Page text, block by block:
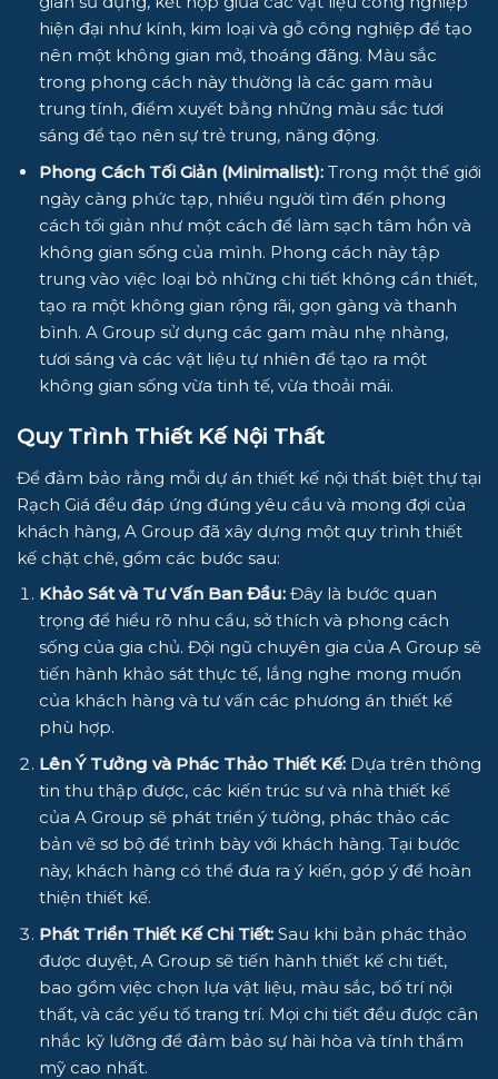
hiện đại như kính, kim loại và gỗ công nghiệp để tạo
nên một không gian mở, thoáng đãng. Màu sắc
trong phong cách này thường là các gam màu
trung tính, điểm xuyết bằng những màu sắc tươi
sáng để tạo nên sự trẻ trung, năng động.
Phong Cách Tối Giản (Minimalist):Trong một thế giới
ngày càng phức tạp, nhiều người tìm đến phong
cách tối giản như một cách để làm sạch tâm hồn và
không gian sống của mình. Phong cách này tập
trung vào việc loại bỏ những chi tiết không cần thiết,
tạo ra một không gian rộng rãi, gọn gàng và thanh
bình. A Group sử dụng các gam màu nhẹ nhàng,
tươi sáng và các vật liệu tự nhiên để tạo ra một
không gian sống vừa tinh tế, vừa thoải mái.
Quy Trình Thiết Kế Nội Thất
Để đảm bảo rằng mỗi dự án thiết kế nội thất biệt thự tại
Rạch Giá đều đáp ứng đúng yêu cầu và mong đợi của
khách hàng, A Group đã xây dựng một quy trình thiết
kế chặt chẽ, gồm các bước sau:
Khảo Sát và Tư Vấn Ban Đầu:Đây là bước quan
trọng để hiểu rõ nhu cầu, sở thích và phong cách
sống của gia chủ. Đội ngũ chuyên gia của A Group sẽ
tiến hành khảo sát thực tế, lắng nghe mong muốn
của khách hàng và tư vấn các phương án thiết kế
phù hợp.
Lên Ý Tưởng và Phác Thảo Thiết Kế:Dựa trên thông
tin thu thập được, các kiến trúc sư và nhà thiết kế
của A Group sẽ phát triển ý tưởng, phác thảo các
bản vẽ sơ bộ để trình bày với khách hàng. Tại bước
này, khách hàng có thể đưa ra ý kiến, góp ý để hoàn
thiện thiết kế.
Phát Triển Thiết Kế Chi Tiết:Sau khi bản phác thảo
được duyệt, A Group sẽ tiến hành thiết kế chi tiết,
bao gồm việc chọn lựa vật liệu, màu sắc, bố trí nội
thất, và các yếu tố trang trí. Mọi chi tiết đều được cân
nhắc kỹ lưỡng để đảm bảo sự hài hòa và tính thẩm
mỹ cao nhất.